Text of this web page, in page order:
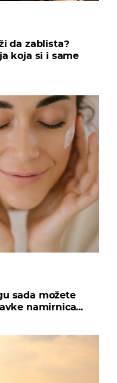
da zablista?
koja si i same
sada možete
namirnica...